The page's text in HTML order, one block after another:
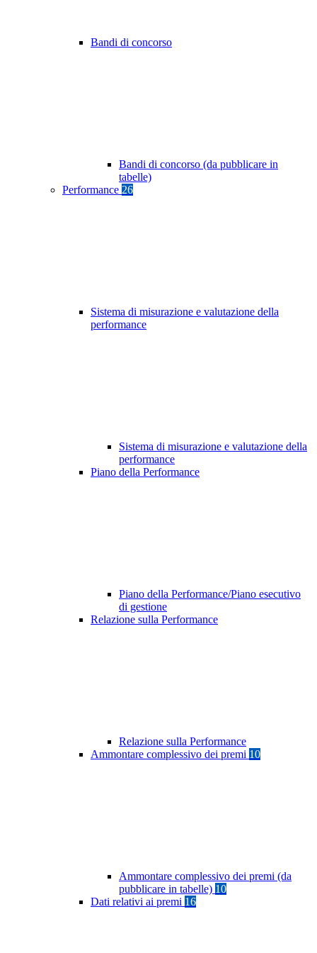
Bandi di concorso
Bandi di concorso (da pubblicare in
tabelle)
Performance 26
Sistema di misurazione e valutazione della
performance
Sistema di misurazione e valutazione della
performance
Piano della Performance
Piano della Performance/Piano esecutivo
di gestione
Relazione sulla Performance
Relazione sulla Performance
Ammontare complessivo dei premi 10
Ammontare complessivo dei premi (da
pubblicare in tabelle) 10
Dati relativi ai premi 16